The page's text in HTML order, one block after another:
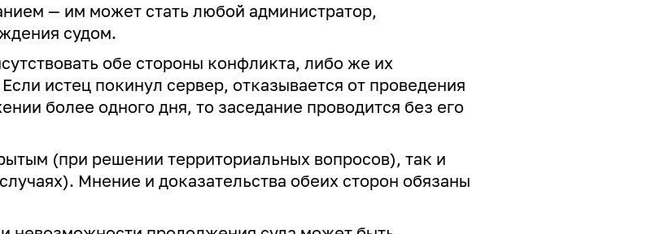
— им может стать любой администратор,
судом.
обе стороны конфликта, либо же их
истец покинул сервер, отказывается от проведения
более одного дня, то заседание проводится без его
(при решении территориальных вопросов), так и
Мнение и доказательства обеих сторон обязаны